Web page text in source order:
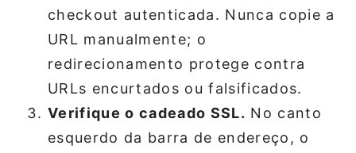
checkout autenticada. Nunca copie a
URL manualmente; o
redirecionamento protege contra
URLs encurtados ou falsificados.
Verifique o cadeado SSL. No canto
esquerdo da barra de endereço, o